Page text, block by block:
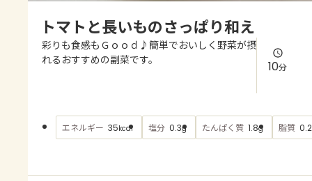
よくあるお問い合わせ
AJINOMOTO PARK とは
トマトと長いものさっぱり和え
彩りも食感もＧｏｏｄ♪簡単でおいしく野菜が摂
れるおすすめの副菜です。
10分
エネルギー 35kcal 塩分 0.3g たんぱく質 1.8g 脂質 0.2